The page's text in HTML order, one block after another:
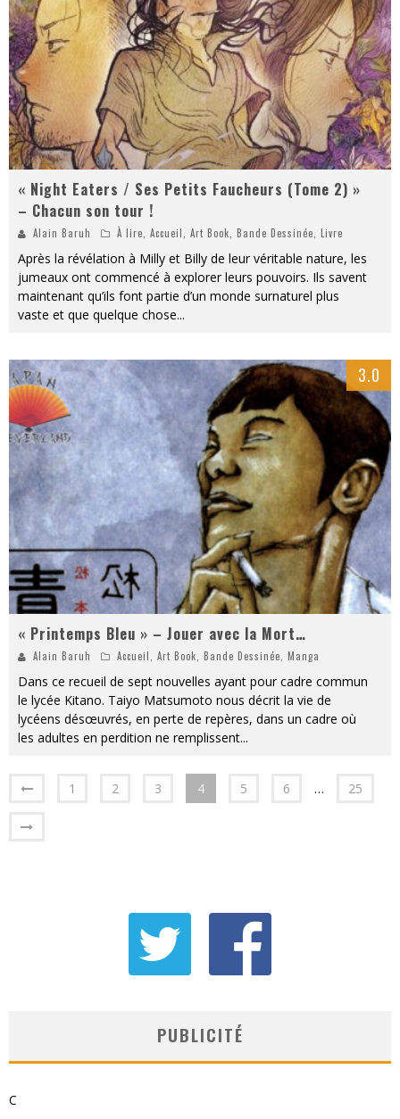
« Night Eaters / Ses Petits Faucheurs (Tome 2) »
– Chacun son tour !
Alain Baruh À lire Accueil Art Book Bande Dessinée Livre
Après la révélation à Milly et Billy de leur véritable nature, les
jumeaux ont commencé à explorer leurs pouvoirs. Ils savent
maintenant qu’ils font partie d’un monde surnaturel plus
vaste et que quelque chose...
3.0
« Printemps Bleu » – Jouer avec la Mort…
Alain Baruh Accueil, Art Book, Bande Dessinée, Manga
Dans ce recueil de sept nouvelles ayant pour cadre commun
le lycée Kitano. Taiyo Matsumoto nous décrit la vie de
lycéens désœuvrés, en perte de repères, dans un cadre où
les adultes en perdition ne remplissent...
1 2 3 4 5 6 … 25
PUBLICITÉ
C